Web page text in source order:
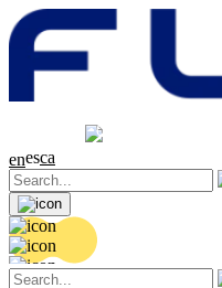
0.41 (+2.07%)
enesca